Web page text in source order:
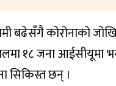
बढेसँगै कोरोनाको
१८ जना आईसीयूमा
सिकिस्त छन् ।